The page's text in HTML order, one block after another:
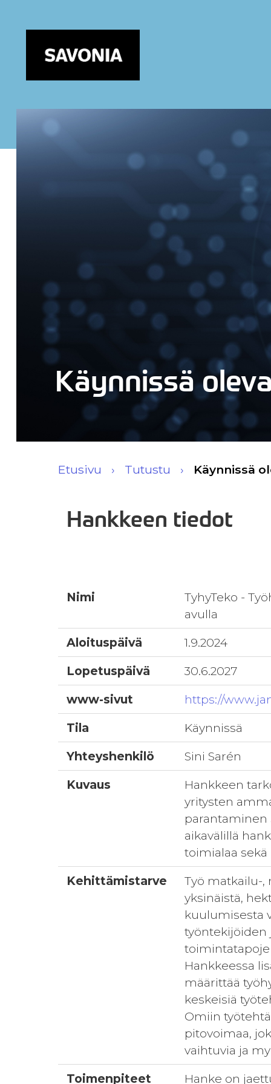
Käynnissä
Etusivu Tutustu Käynnissä
Hankkeen tiedot
Nimi
TyhyTeko -
avulla
Aloituspäivä
1.9.2024
Lopetuspäivä
30.6.2027
www-sivut
https://
Tila
Käynnissä
Yhteyshenkilö
Sini Sarén
Kuvaus
Hankkeen
yritysten
parantaminen
aikavälillä
toimialaa
Kehittämistarve
Työ matkailu-,
yksinäistä,
kuulumisesta
työntekijöiden
Hankkeessa
määrittää
keskeisiä
Omiin
pitovoimaa,
vaihtuvia ja
Toimenpiteet
Hanke on